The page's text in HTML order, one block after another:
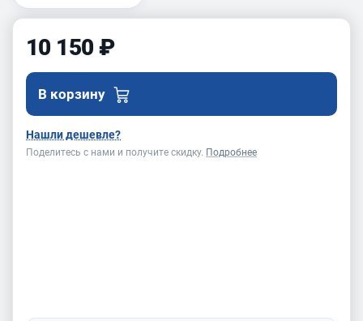
10 150 ₽
В корзину
Нашли дешевле?
Поделитесь с нами и получите скидку. Подробнее